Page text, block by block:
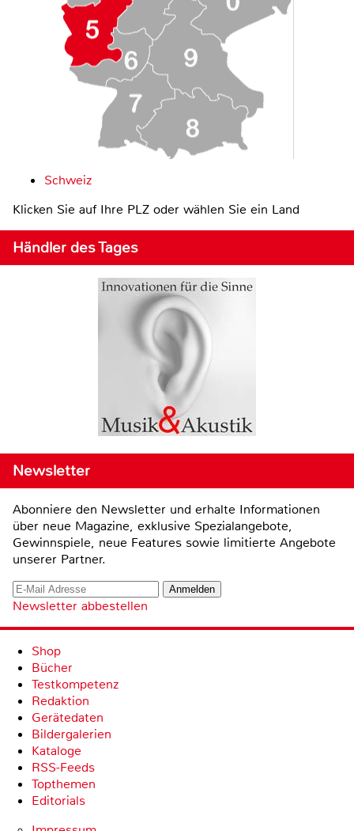
Schweiz
Klicken Sie auf Ihre PLZ oder wählen Sie ein Land
Händler des Tages
Newsletter
Abonniere den Newsletter und erhalte Informationen
über neue Magazine, exklusive Spezialangebote,
Gewinnspiele, neue Features sowie limitierte Angebote
unserer Partner.
Newsletter abbestellen
Shop
Bücher
Testkompetenz
Redaktion
Gerätedaten
Bildergalerien
Kataloge
RSS-Feeds
Topthemen
Editorials